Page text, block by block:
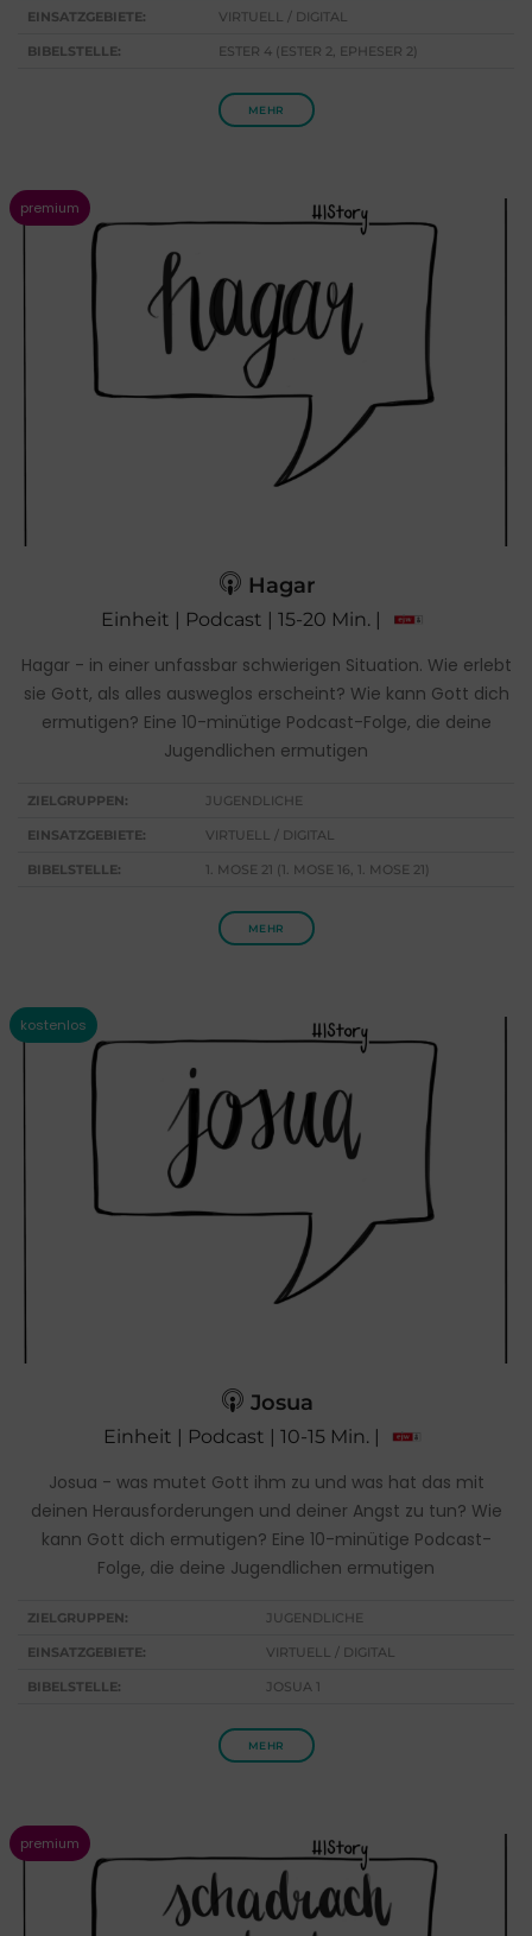
EINSATZGEBIETE: VIRTUELL / DIGITAL
BIBELSTELLE: ESTER 4 (ESTER 2, EPHESER 2)
MEHR
Hagar
Einheit | Podcast | 15-20 Min. |
Hagar - in einer unfassbar schwierigen Situation. Wie erlebt
sie Gott, als alles ausweglos erscheint? Wie kann Gott dich
ermutigen? Eine 10-minütige Podcast-Folge, die deine
Jugendlichen ermutigen
ZIELGRUPPEN: JUGENDLICHE
EINSATZGEBIETE: VIRTUELL / DIGITAL
BIBELSTELLE: 1. MOSE 21 (1. MOSE 16, 1. MOSE 21)
MEHR
Josua
Einheit | Podcast | 10-15 Min. |
Josua - was mutet Gott ihm zu und was hat das mit
deinen Herausforderungen und deiner Angst zu tun? Wie
kann Gott dich ermutigen? Eine 10-minütige Podcast-
Folge, die deine Jugendlichen ermutigen
ZIELGRUPPEN: JUGENDLICHE
EINSATZGEBIETE: VIRTUELL / DIGITAL
BIBELSTELLE: JOSUA 1
MEHR